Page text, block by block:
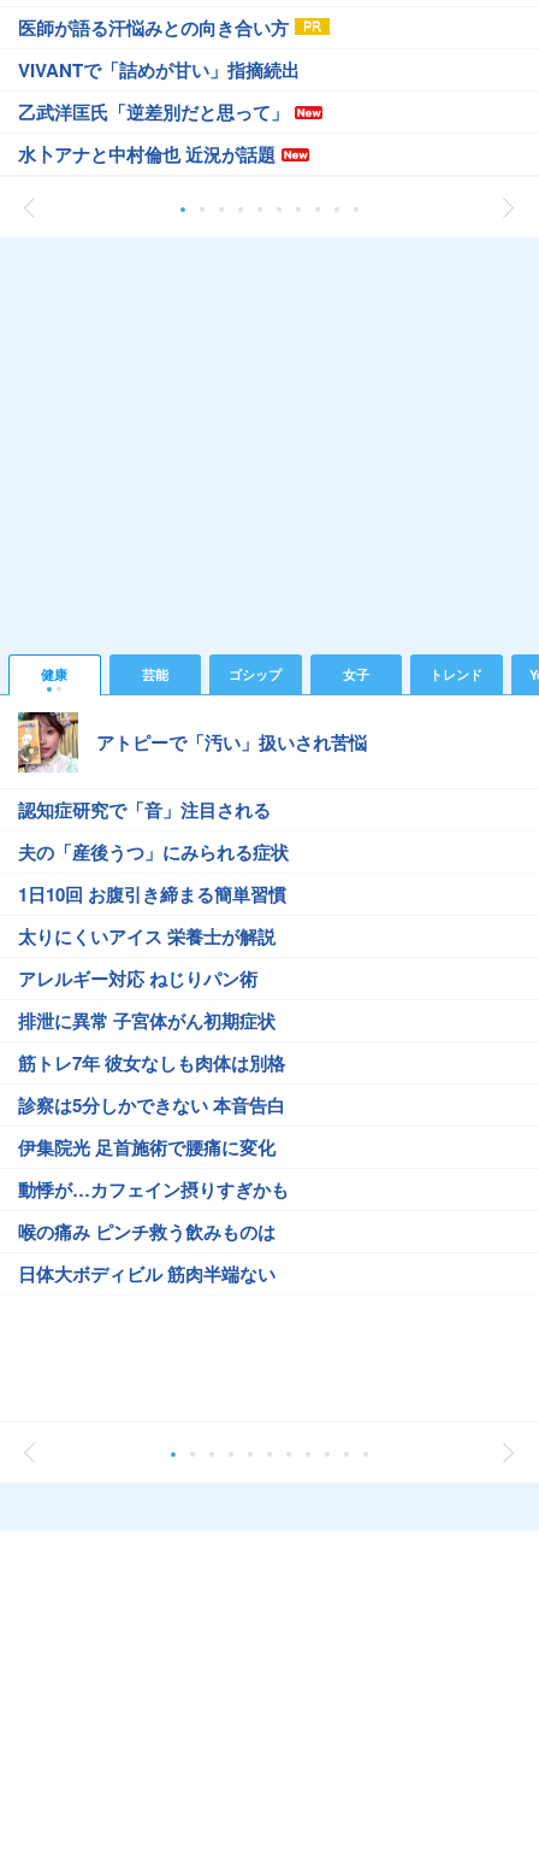
医師が語る汗悩みとの向き合い方
VIVANTで「詰めが甘い」指摘続出
乙武洋匡氏「逆差別だと思って」
水卜アナと中村倫也 近況が話題
健康 芸能 ゴシップ 女子 トレンド
アトピーで「汚い」扱いされ苦悩
認知症研究で「音」注目される
夫の「産後うつ」にみられる症状
1日10回 お腹引き締まる簡単習慣
太りにくいアイス 栄養士が解説
アレルギー対応 ねじりパン術
排泄に異常 子宮体がん初期症状
筋トレ7年 彼女なしも肉体は別格
診察は5分しかできない 本音告白
伊集院光 足首施術で腰痛に変化
動悸が…カフェイン摂りすぎかも
喉の痛み ピンチ救う飲みものは
日体大ボディビル 筋肉半端ない